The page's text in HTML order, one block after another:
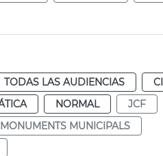
TODAS LAS AUDIENCIAS
NORMAL JCF
MONUMENTS MUNICIPALS